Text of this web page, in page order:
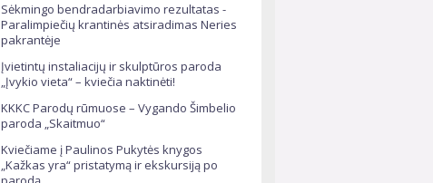
Sėkmingo bendradarbiavimo rezultatas -
Paralimpiečių krantinės atsiradimas Neries
pakrantėje
Įvietintų instaliacijų ir skulptūros paroda
„Įvykio vieta“ – kviečia naktinėti!
KKKC Parodų rūmuose – Vygando Šimbelio
paroda „Skaitmuo“
Kviečiame į Paulinos Pukytės knygos
„Kažkas yra“ pristatymą ir ekskursiją po